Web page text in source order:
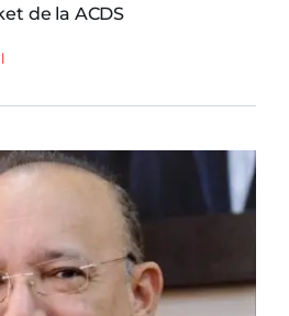
de la ACDS